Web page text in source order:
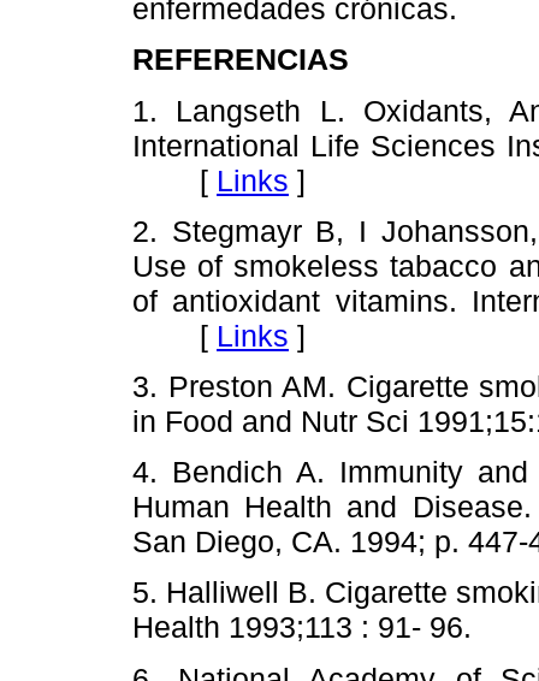
enfermedades crónicas.
REFERENCIAS
1. Langseth L. Oxidants,
International Life Sciences
[ Links ]
2. Stegmayr B, I
Use of smokeless tabacco
of antioxidant vitamins.
[ Links ]
3. Preston AM. Cigarette
in Food and Nutr Sci
4. Bendich A. Immunity
Human Health and
San Diego, CA. 1994; p.
5. Halliwell B. Cigarette
Health 1993;113 : 91-